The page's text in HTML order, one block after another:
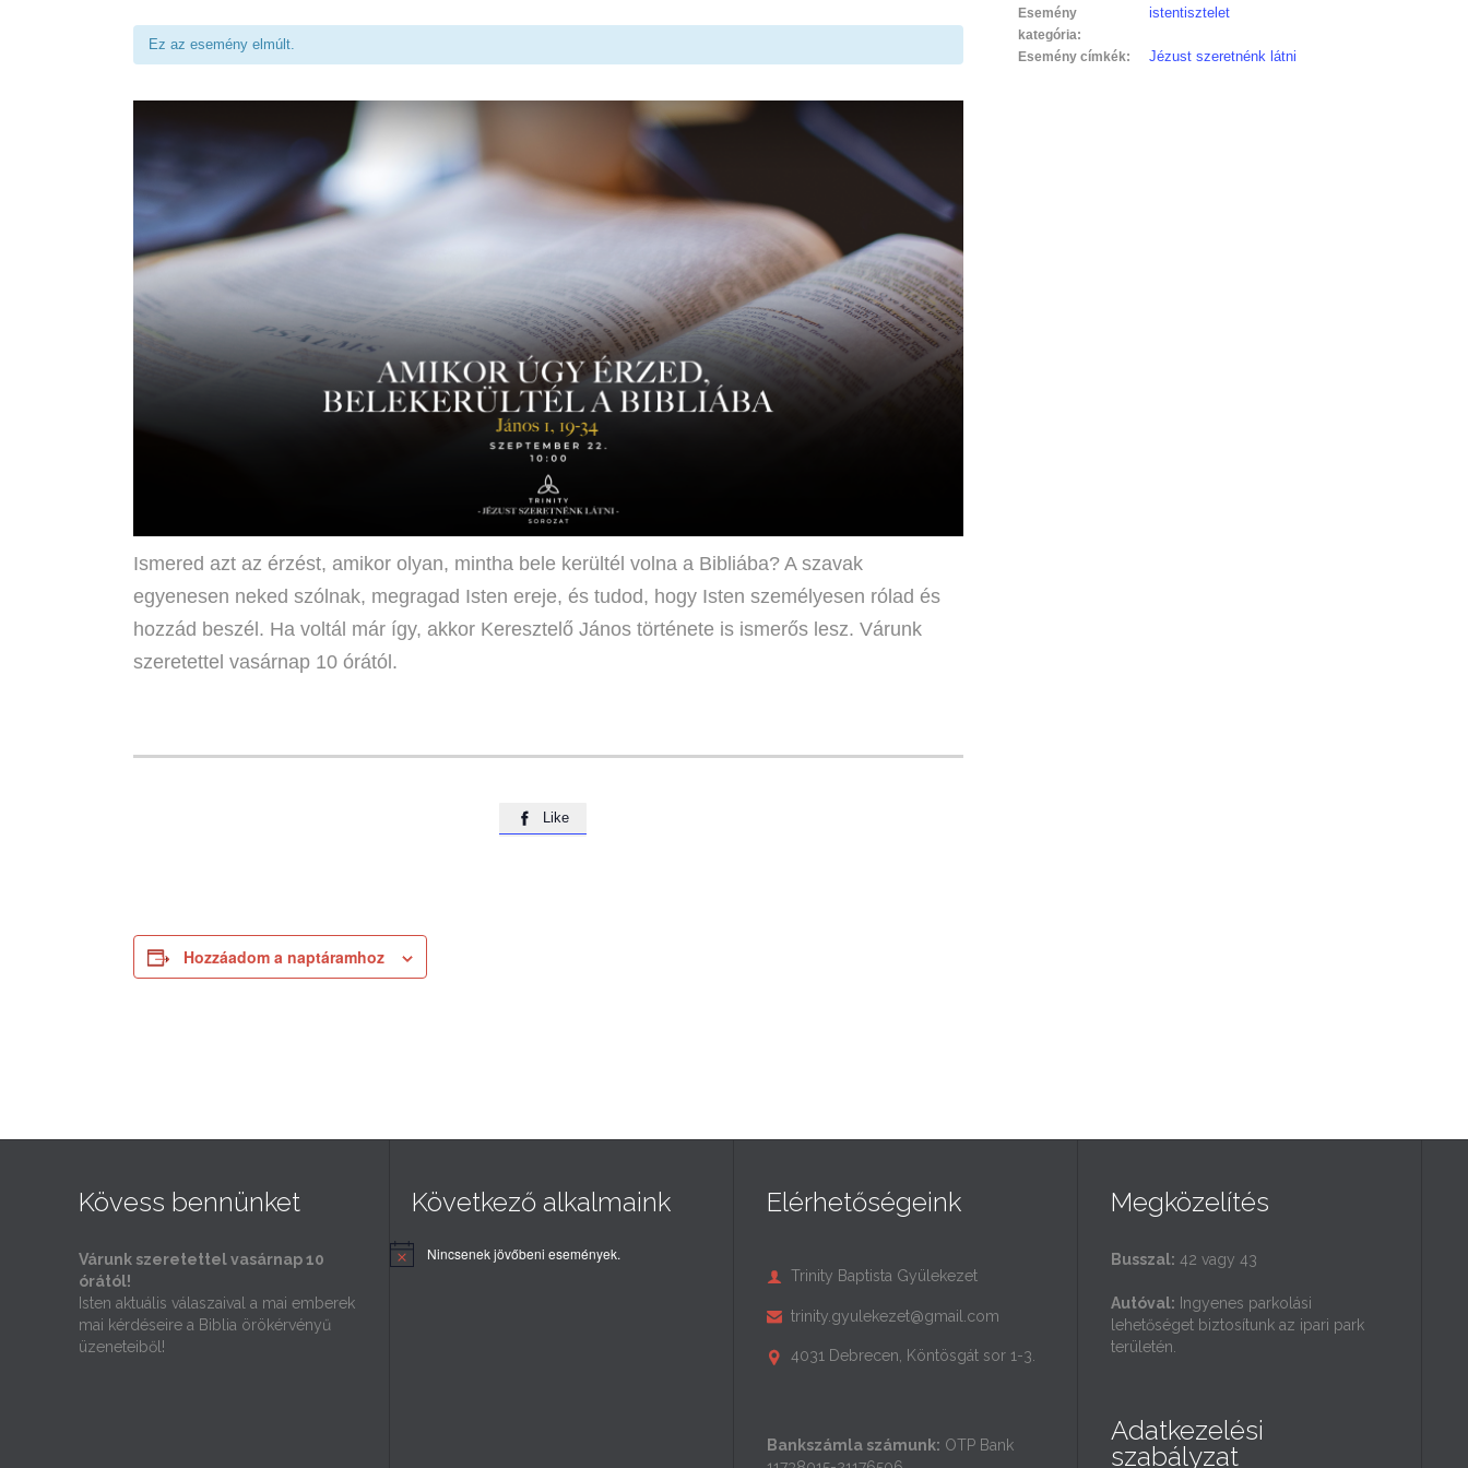
Ez az esemény elmúlt.
Ismered azt az érzést, amikor olyan, mintha bele kerültél volna a Bibliába? A szavak
egyenesen neked szólnak, megragad Isten ereje, és tudod, hogy Isten személyesen rólad és
hozzád beszél. Ha voltál már így, akkor Keresztelő János története is ismerős lesz. Várunk
szeretettel vasárnap 10 órától.
 Like
Hozzáadom a naptáramhoz
Esemény
kategória:
istentisztelet
Esemény címkék: Jézust szeretnénk látni
Kövess bennünket
Várunk szeretettel vasárnap 10
órától!
Isten aktuális válaszaival a mai emberek
mai kérdéseire a Biblia örökérvényű
üzeneteiből!
Következő alkalmaink
Nincsenek jövőbeni események.
Elérhetőségeink
 Trinity Baptista Gyülekezet
 trinity.gyulekezet@gmail.com
 4031 Debrecen, Köntösgát sor 1-3.
Bankszámla számunk: OTP Bank
Megközelítés
Busszal: 42 vagy 43
Autóval: Ingyenes parkolási
lehetőséget biztosítunk az ipari park
területén.
Adatkezelési
szabályzat